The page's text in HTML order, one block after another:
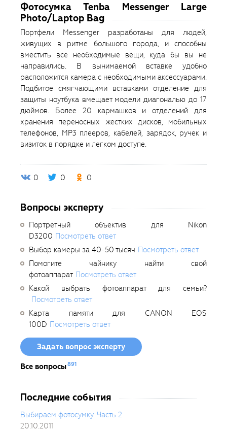
Фотосумка Tenba Messenger Large
Photo/Laptop Bag
Портфели Messenger разработаны для людей,
живущих в ритме большого города, и способны
вместить все необходимые вещи, куда бы вы не
направились. В вынимаемой вставке удобно
расположится камера с необходимыми аксессуарами.
Подбитое смягчающими вставками отделение для
защиты ноутбука вмещает модели диагональю до 17
дюймов. Более 20 кармашков и отделений для
хранения переносных жестких дисков, мобильных
телефонов, МР3 плееров, кабелей, зарядок, ручек и
визиток в порядке и легком доступе.
0 0 0
Вопросы эксперту
Портретный объектив для Nikon
D3200 Посмотреть ответ
Выбор камеры за 40-50 тысяч Посмотреть ответ
Помогите чайнику найти свой
фотоаппарат Посмотреть ответ
Какой выбрать фотоаппарат для семьи?
Посмотреть ответ
Карта памяти для CANON EOS
100D Посмотреть ответ
Задать вопрос эксперту
Все вопросы891
Последние события
Выбираем фотосумку. Часть 2
20.10.2011